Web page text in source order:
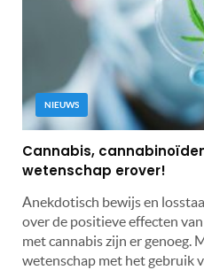
NIEUWS
Cannabis,
wetenschap erover!
Anekdotisch bewijs en
over de positieve effecten
met cannabis zijn er genoeg.
wetenschap met het gebruik